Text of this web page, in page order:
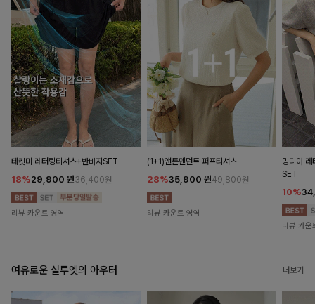
테킷미 레터링티셔츠+반바지SET
18%29,900 원36,400원
리뷰 카운트 영역
(1+1)앤튼펜던트 퍼프티셔츠
28%35,900 원49,800원
리뷰 카운트 영역
밍디아 레
SET
10%
리뷰 카운
여유로운 실루엣의 아우터 더보기